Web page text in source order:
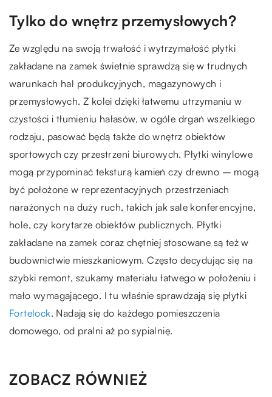
Tylko do wnętrz przemysłowych?
Ze względu na swoją trwałość i wytrzymałość płytki
zakładane na zamek świetnie sprawdzą się w trudnych
warunkach hal produkcyjnych, magazynowych i
przemysłowych. Z kolei dzięki łatwemu utrzymaniu w
czystości i tłumieniu hałasów, w ogóle drgań wszelkiego
rodzaju, pasować będą także do wnętrz obiektów
sportowych czy przestrzeni biurowych. Płytki winylowe
mogą przypominać teksturą kamień czy drewno – mogą
być położone w reprezentacyjnych przestrzeniach
narażonych na duży ruch, takich jak sale konferencyjne,
hole, czy korytarze obiektów publicznych. Płytki
zakładane na zamek coraz chętniej stosowane są też w
budownictwie mieszkaniowym. Często decydując się na
szybki remont, szukamy materiału łatwego w położeniu i
mało wymagającego. I tu właśnie sprawdzają się płytki
Fortelock. Nadają się do każdego pomieszczenia
domowego, od pralni aż po sypialnię.
ZOBACZ RÓWNIEŻ